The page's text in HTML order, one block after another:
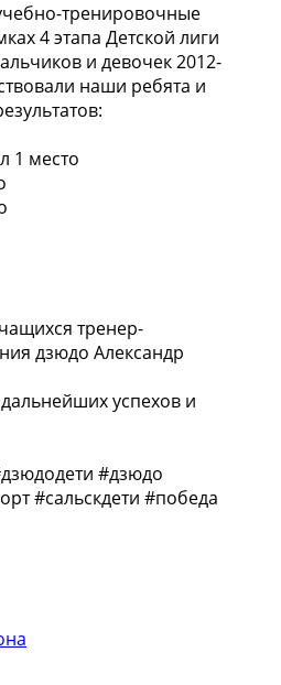
тренировочные
4 этапа Детской лиги
и девочек 2012-
наши ребята и
1 место
тренер-
дзюдо Александр
успехов и
#дзюдо
#сальскдети #победа